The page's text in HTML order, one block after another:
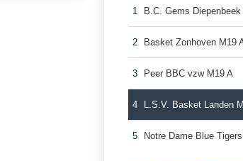
1 B.C. Gems
2 Basket Zonhoven M19
3 Peer BBC vzw M19 A
4 L.S.V. Basket Landen
5 Notre Dame Blue